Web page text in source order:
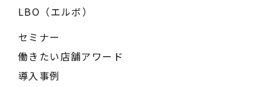
LBO（エルボ）
セミナー
働きたい店舗アワード
導入事例